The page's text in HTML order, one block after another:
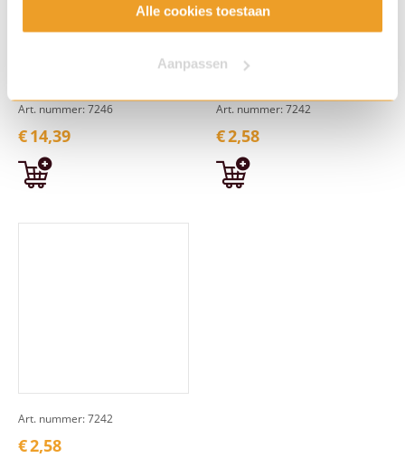
Alle cookies toestaan
Aanpassen
cuppaTea Assortitray 9
Art. nummer: 7246
€14,39
cuppaTea Green Tea
Art. nummer: 7242
€2,58
Art. nummer: 7242
€2,58